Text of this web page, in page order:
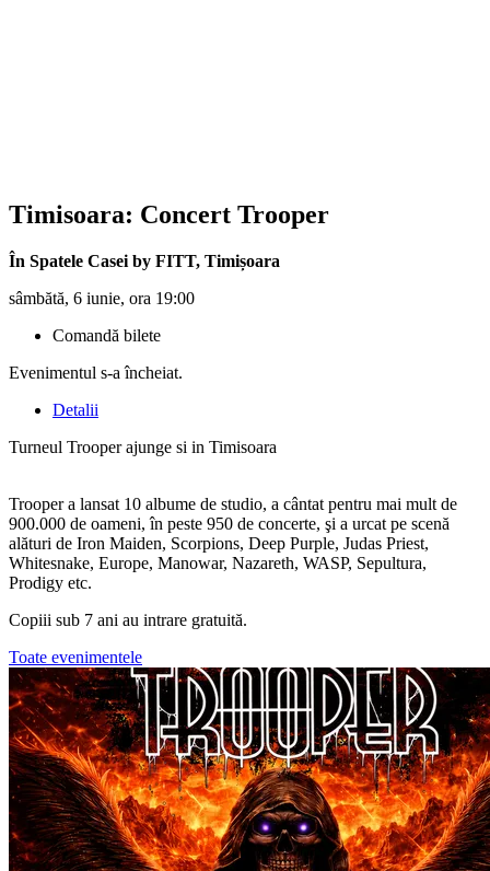
Timisoara: Concert Trooper
În Spatele Casei by FITT, Timișoara
sâmbătă, 6 iunie, ora 19:00
Comandă bilete
Evenimentul s-a încheiat.
Detalii
Turneul Trooper ajunge si in Timisoara
Trooper a lansat 10 albume de studio, a cântat pentru mai mult de
900.000 de oameni, în peste 950 de concerte, şi a urcat pe scenă
alături de Iron Maiden, Scorpions, Deep Purple, Judas Priest,
Whitesnake, Europe, Manowar, Nazareth, WASP, Sepultura,
Prodigy etc.
Copiii sub 7 ani au intrare gratuită.
Toate evenimentele